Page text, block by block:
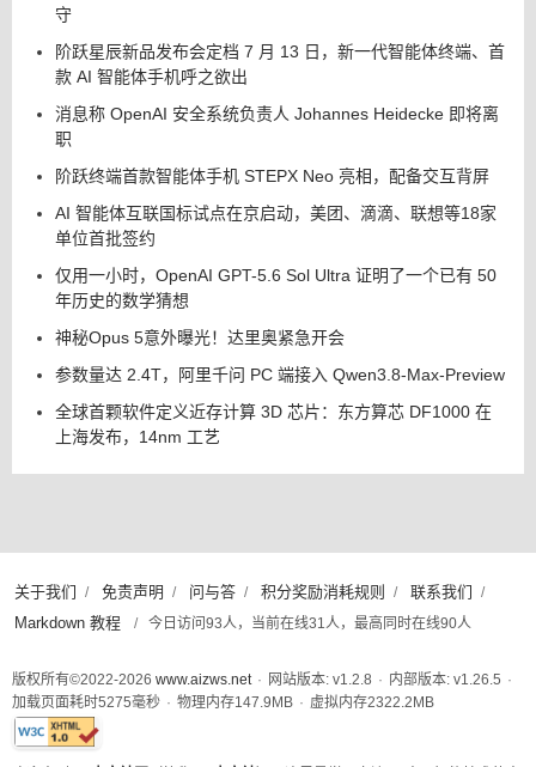
守
阶跃星辰新品发布会定档 7 月 13 日，新一代智能体终端、首
款 AI 智能体手机呼之欲出
消息称 OpenAI 安全系统负责人 Johannes Heidecke 即将离
职
阶跃终端首款智能体手机 STEPX Neo 亮相，配备交互背屏
AI 智能体互联国标试点在京启动，美团、滴滴、联想等18家
单位首批签约
仅用一小时，OpenAI GPT-5.6 Sol Ultra 证明了一个已有 50
年历史的数学猜想
神秘Opus 5意外曝光！达里奥紧急开会
参数量达 2.4T，阿里千问 PC 端接入 Qwen3.8-Max-Preview
全球首颗软件定义近存计算 3D 芯片：东方算芯 DF1000 在
上海发布，14nm 工艺
关于我们 / 免责声明 / 问与答 / 积分奖励消耗规则 / 联系我们 /
Markdown 教程 / 今日访问93人，当前在线31人，最高同时在线90人
版权所有©2022-2026 www.aizws.net · 网站版本: v1.2.8 · 内部版本: v1.26.5 ·
加载页面耗时5275毫秒 · 物理内存147.9 MB · 虚拟内存2322.2 MB
此页面已通过W3C XHTML 1.0 Strict标准验证